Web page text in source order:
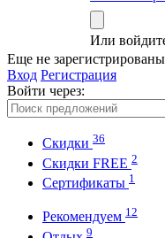
Или
Еще не
Вход Регистрация
Войти через:
Скидки 36
Cкидки FREE 2
Cертификаты 1
Рекомендуем 12
9